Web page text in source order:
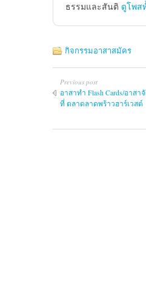
ธรรมและสันติ ดูโพส
กิจกรรมอาสาสมัคร
Previous post
อาสาทำ Flash Cards/อาส
ที่ ตลาดลาดพร้าวฮาร์เวสต์